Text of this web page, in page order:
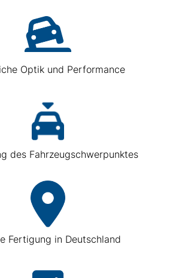
Optik und Performance
des Fahrzeugschwerpunktes
Fertigung in Deutschland